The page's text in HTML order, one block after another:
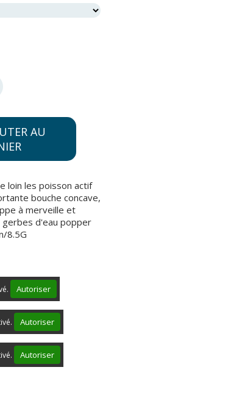
AU
loin les poisson actif
bouche concave,
à merveille et
d'eau popper
8.5G
Autoriser
Autoriser
Autoriser